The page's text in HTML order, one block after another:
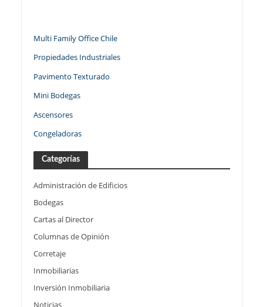
Multi Family Office Chile
Propiedades Industriales
Pavimento Texturado
Mini Bodegas
Ascensores
Congeladoras
Categorías
Administración de Edificios
Bodegas
Cartas al Director
Columnas de Opinión
Corretaje
Inmobiliarias
Inversión Inmobiliaria
Noticias